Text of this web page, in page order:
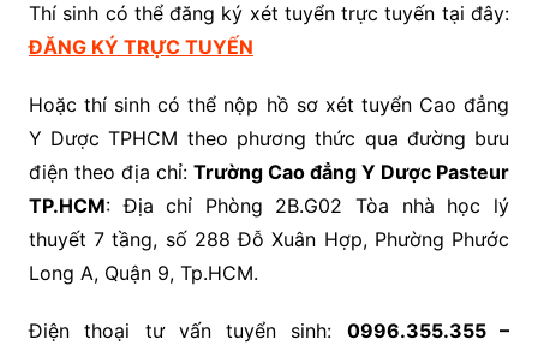
Thí sinh có thể đăng ký xét tuyển trực tuyến tại đây:
ĐĂNG KÝ TRỰC TUYẾN
Hoặc thí sinh có thể nộp hồ sơ xét tuyển Cao đẳng
Y Dược TPHCM theo phương thức qua đường bưu
điện theo địa chỉ: Trường Cao đẳng Y Dược Pasteur
TP.HCM: Địa chỉ Phòng 2B.G02 Tòa nhà học lý
thuyết 7 tầng, số 288 Đỗ Xuân Hợp, Phường Phước
Long A, Quận 9, Tp.HCM.
Điện thoại tư vấn tuyển sinh: 0996.355.355 –